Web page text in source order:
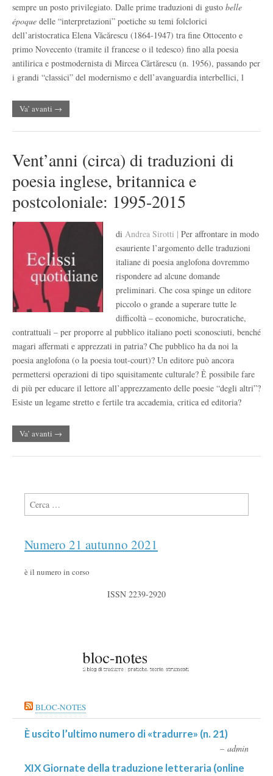
sempre un posto privilegiato. Dalle prime traduzioni di gusto belle
époque delle “interpretazioni” poetiche su temi folclorici
dell’aristocratica Elena Văcărescu (1864-1947) tra fine Ottocento e
primo Novecento (tramite il francese o il tedesco) fino alla poesia
antilirica e postmodernista di Mircea Cărtărescu (n. 1956), passando per
i grandi “classici” del modernismo e dell’avanguardia interbellici, l
Va’ avanti →
Vent’anni (circa) di traduzioni di
poesia inglese, britannica e
postcoloniale: 1995-2015
di Andrea Sirotti | Per affrontare in modo
esauriente l’argomento delle traduzioni
italiane di poesia anglofona dovremmo
rispondere ad alcune domande
preliminari. Che cosa spinge un editore
piccolo o grande a superare tutte le
difficoltà – economiche, burocratiche,
contrattuali – per proporre al pubblico italiano poeti sconosciuti, benché
magari affermati e apprezzati in patria? Che pubblico ha da noi la
poesia anglofona (o la poesia tout-court)? Un editore può ancora
permettersi operazioni di tipo squisitamente culturale? Ѐ possibile fare
di più per educare il lettore all’apprezzamento delle poesie “degli altri”?
Esiste un legame stretto e fertile tra accademia, critica ed editoria?
Va’ avanti →
Ricerca per:
Numero 21 autunno 2021
è il numero in corso
ISSN 2239-2920
BLOC-NOTES
È uscito l’ultimo numero di «tradurre» (n. 21)
admin
XIX Giornate della traduzione letteraria (online